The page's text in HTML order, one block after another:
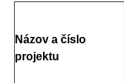
Názov a číslo
projektu